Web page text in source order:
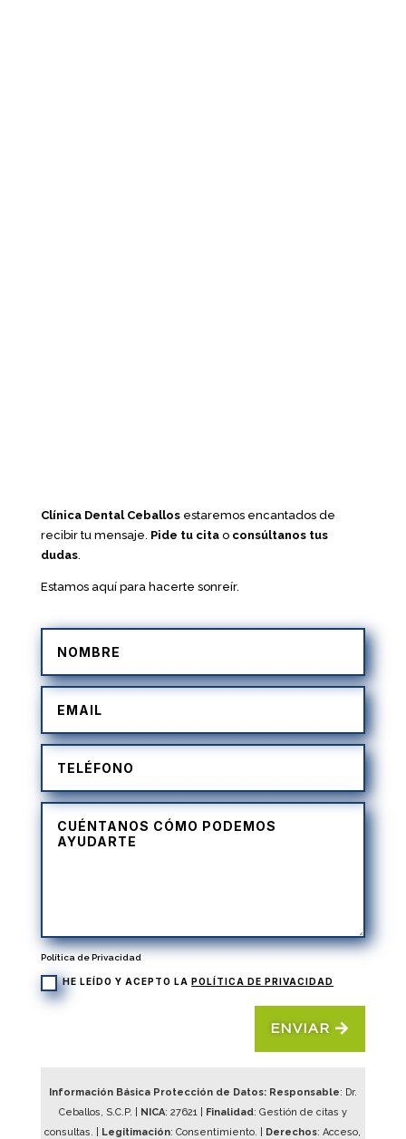
Clínica Dental Ceballosestaremos encantados de
recibir tu mensaje. Pide tu citao consúltanos tus
dudas.
Estamos aquí para hacerte sonreír.
Política de Privacidad
HE LEÍDO Y ACEPTO LA POLÍTICA DE PRIVACIDAD
ENVIAR
Información Básica Protección de Datos: Responsable: Dr.
Ceballos, S.C.P. |
NICA: 27621| Finalidad: Gestión de citas y
consultas. |
Legitimación: Consentimiento. | Derechos: Acceso,